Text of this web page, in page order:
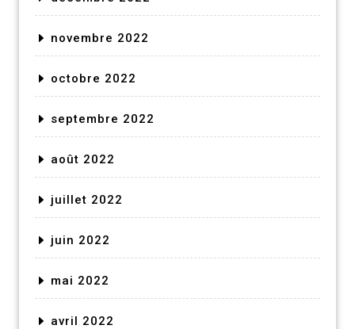
novembre 2022
octobre 2022
septembre 2022
août 2022
juillet 2022
juin 2022
mai 2022
avril 2022